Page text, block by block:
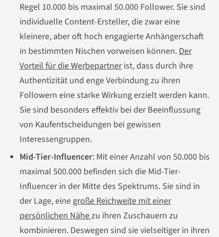
Regel 10.000 bis maximal 50.000 Follower. Sie sind
individuelle Content-Ersteller, die zwar eine
kleinere, aber oft hoch engagierte Anhängerschaft
in bestimmten Nischen vorweisen können. Der
Vorteil für die Werbepartnerist, dass durch ihre
Authentizität und enge Verbindung zu ihren
Followern eine starke Wirkung erzielt werden kann.
Sie sind besonders effektiv bei der Beeinflussung
von Kaufentscheidungen bei gewissen
Interessengruppen.
Mid-Tier-Influencer: Mit einer Anzahl von 50.000 bis
maximal 500.000 befinden sich die Mid-Tier-
Influencer in der Mitte des Spektrums. Sie sind in
der Lage, eine große Reichweite mit einer
persönlichen Nähezu ihren Zuschauern zu
kombinieren. Deswegen sind sie vielseitiger in ihren